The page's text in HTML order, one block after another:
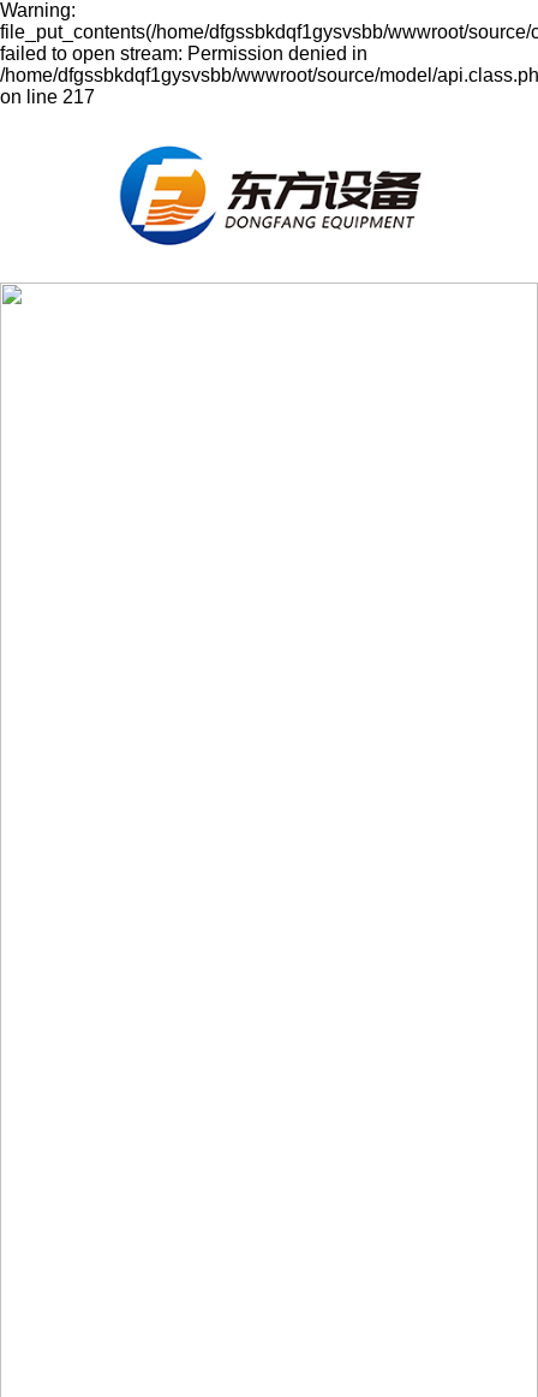
Warning:
file_put_contents(/home/dfgssbkdqf1gysvsbb/wwwroot/
failed to open stream: Permission denied in
/home/dfgssbkdqf1gysvsbb/wwwroot/source/model/
on line 217